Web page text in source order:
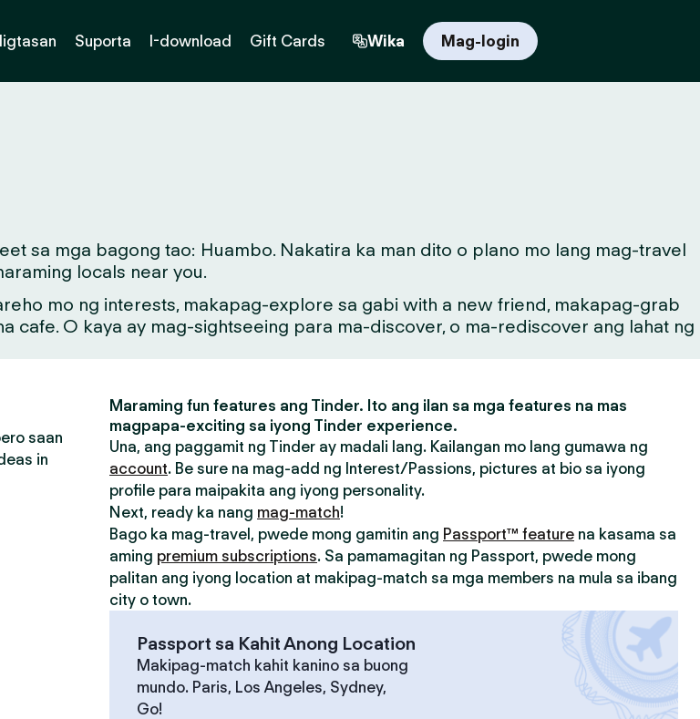
Suporta I-download Gift Cards Wika Mag-login
sa mga bagong tao: Huambo. Nakatira ka man dito o plano mo lang mag-travel
locals near you.
mo ng interests, makapag-explore sa gabi with a new friend, makapag-grab
cafe. O kaya ay mag-sightseeing para ma-discover, o ma-rediscover ang lahat ng
saan
in
Maraming fun features ang Tinder. Ito ang ilan sa mga features na mas
magpapa-exciting sa iyong Tinder experience.
Una, ang paggamit ng Tinder ay madali lang. Kailangan mo lang gumawa ng
account. Be sure na mag-add ng Interest/Passions, pictures at bio sa iyong
profile para maipakita ang iyong personality.
Next, ready ka nang mag-match!
Bago ka mag-travel, pwede mong gamitin ang Passport™ feature na kasama sa
aming premium subscriptions. Sa pamamagitan ng Passport, pwede mong
palitan ang iyong location at makipag-match sa mga members na mula sa ibang
city o town.
Passport sa Kahit Anong Location
Makipag-match kahit kanino sa buong
mundo. Paris, Los Angeles, Sydney,
Go!